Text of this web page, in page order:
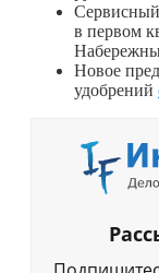
Сервисный
в первом
Новое
удобрений